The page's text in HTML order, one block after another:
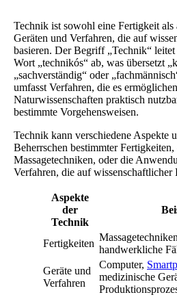
Technik ist sowohl eine Fertigkeit als
Geräten und Verfahren, die auf
basieren. Der Begriff „Technik“
Wort „technikós“ ab, was übersetzt
„sachverständig“ oder
umfasst Verfahren, die es
Naturwissenschaften praktisch
bestimmte Vorgehensweisen.
Technik kann verschiedene Aspekte
Beherrschen bestimmter
Massagetechniken, oder die
Verfahren, die auf wissenschaftlicher
Aspekte
der
Technik
Fertigkeiten
handwerkliche
Geräte und
Verfahren
Computer,
medizinische